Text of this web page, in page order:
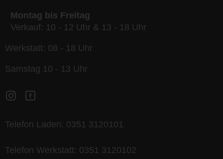
Montag bis Freitag
Verkauf: 10 - 12 Uhr & 13 - 18 Uhr
Werkstatt: 08 - 18 Uhr
Samstag 10 - 13 Uhr
Telefon Laden: 0351 3120101
Telefon Werkstatt: 0351 3120102